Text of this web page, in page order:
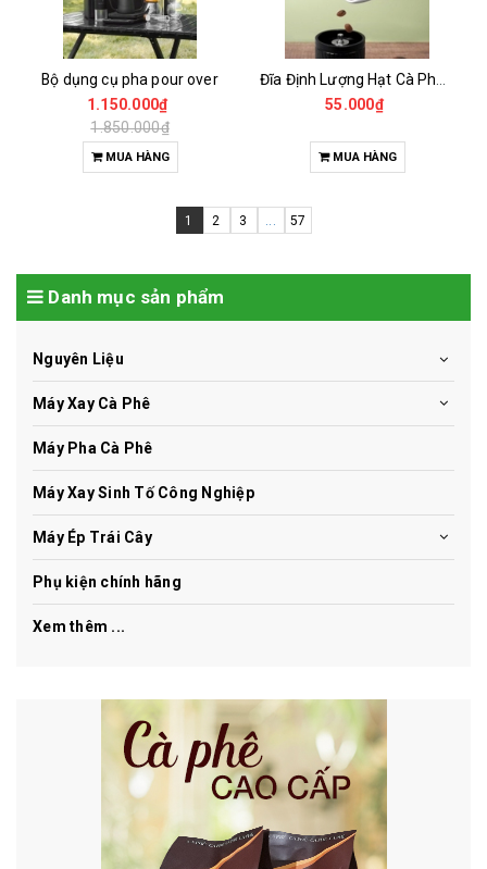
Bộ dụng cụ pha pour over
1.150.000₫
1.850.000₫
MUA HÀNG
55.000₫
MUA HÀNG
1 2 3 ... 57
Danh mục sản phẩm
Nguyên Liệu
Máy Xay Cà Phê
Máy Pha Cà Phê
Máy Xay Sinh Tố Công Nghiệp
Máy Ép Trái Cây
Phụ kiện chính hãng
Xem thêm ...